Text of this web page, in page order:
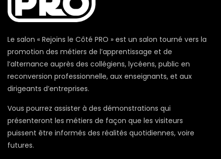
Le salon « Rejoins le Côté PRO » est un salon tourné vers la
promotion des métiers de l’apprentissage et de
l’alternance auprès des collégiens, lycéens, public en
reconversion professionnelle, aux enseignants, et aux
dirigeants d’entreprises.
Vous pourrez assister à des démonstrations qui
présenteront les métiers de façon que les visiteurs
puissent être informés des réalités quotidiennes, voire
futures.